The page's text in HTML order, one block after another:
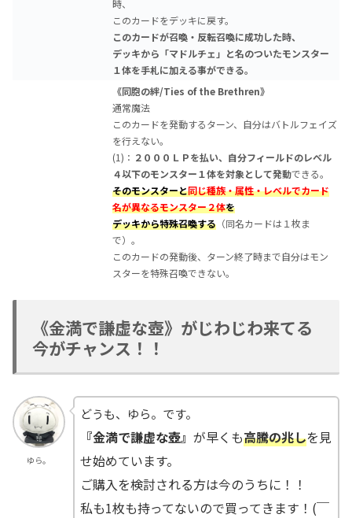
時、
このカードをデッキに戻す。
このカードが召喚・反転召喚に成功した時、
デッキから「マドルチェ」と名のついたモンスター
１体を手札に加える事ができる。
《同胞の絆/Ties of the Brethren》
通常魔法
このカードを発動するターン、自分はバトルフェイズ
を行えない。
(1)： ２０００ＬＰを払い、自分フィールドのレベル
４以下のモンスター１体を対象として発動できる。
そのモンスターと同じ種族・属性・レベルでカード
名が異なるモンスター２体を
デッキから特殊召喚する （同名カードは１枚ま
で）。
このカードの発動後、ターン終了時まで自分はモン
スターを特殊召喚できない。
《金満で謙虚な壺》がじわじわ来てる
今がチャンス！！
ゆら。
どうも、ゆら。です。
『金満で謙虚な壺』 が早くも高騰の兆しを見
せ始めています。
ご購入を検討される方は今のうちに！！
私も1枚も持ってないので買ってきます！(￣